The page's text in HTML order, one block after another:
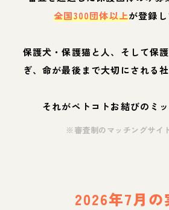
全国300団体以上が登録し
保護犬・保護猫と人、そして保
ぎ、命が最後まで大切にされる
それがペトコトお結びのミッ
※審査制のマッチングサイ
2026年7月の